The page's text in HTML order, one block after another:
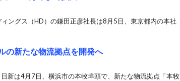
ングス（HD）の鎌田正彦社長は8月5日、東京都内の本社
の新たな物流拠点を開発へ
新は4月7日、横浜市の本牧埠頭で、新たな物流拠点「本牧